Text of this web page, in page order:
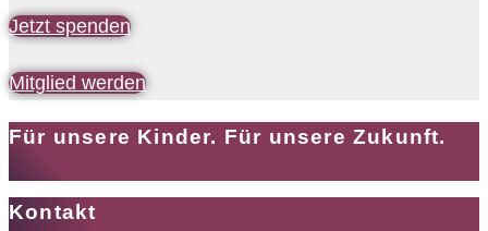
Jetzt spenden
Mitglied werden
Für unsere Kinder. Für unsere Zukunft.
Kontakt